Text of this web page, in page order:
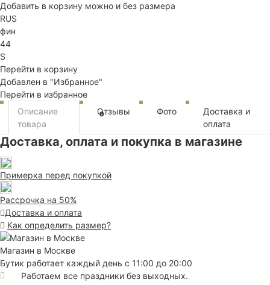
Добавить в корзину можно и без размера
RUS
фин
44
S
Перейти в корзину
Добавлен в "Избранное"
Перейти в избранное
Описание
товара
Отзывы
0 Фото
Доставка и
оплата
Доставка, оплата и покупка в магазине
Примерка перед покупкой
Рассрочка на 50%
Доставка и оплата
Как определить размер?
Магазин в Москве
Бутик работает каждый день с 11:00 до 20:00
Работаем все праздники без выходных.